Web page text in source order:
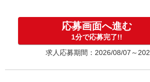
応募画面へ進む
1分で応募完了!!
求人応募期間：2026/08/07～